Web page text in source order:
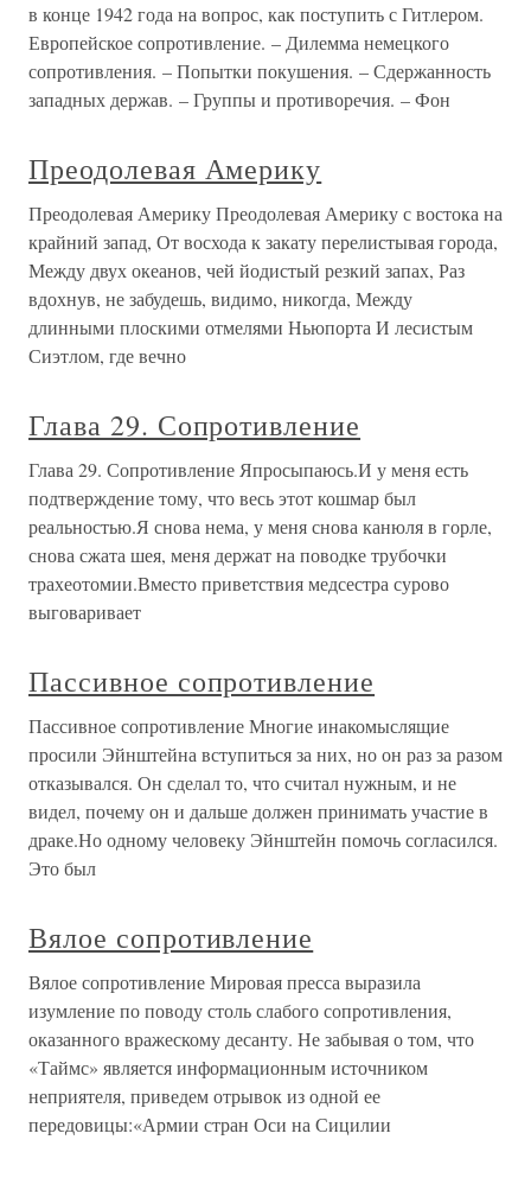
в конце 1942 года на вопрос, как поступить с Гитлером.
Европейское сопротивление. – Дилемма немецкого
сопротивления. – Попытки покушения. – Сдержанность
западных держав. – Группы и противоречия. – Фон
Преодолевая Америку
Преодолевая Америку Преодолевая Америку с востока на
крайний запад, От восхода к закату перелистывая города,
Между двух океанов, чей йодистый резкий запах, Раз
вдохнув, не забудешь, видимо, никогда, Между
длинными плоскими отмелями Ньюпорта И лесистым
Сиэтлом, где вечно
Глава 29. Сопротивление
Глава 29. Сопротивление Япросыпаюсь.И у меня есть
подтверждение тому, что весь этот кошмар был
реальностью.Я снова нема, у меня снова канюля в горле,
снова сжата шея, меня держат на поводке трубочки
трахеотомии.Вместо приветствия медсестра сурово
выговаривает
Пассивное сопротивление
Пассивное сопротивление Многие инакомыслящие
просили Эйнштейна вступиться за них, но он раз за разом
отказывался. Он сделал то, что считал нужным, и не
видел, почему он и дальше должен принимать участие в
драке.Но одному человеку Эйнштейн помочь согласился.
Это был
Вялое сопротивление
Вялое сопротивление Мировая пресса выразила
изумление по поводу столь слабого сопротивления,
оказанного вражескому десанту. Не забывая о том, что
«Таймс» является информационным источником
неприятеля, приведем отрывок из одной ее
передовицы:«Армии стран Оси на Сицилии